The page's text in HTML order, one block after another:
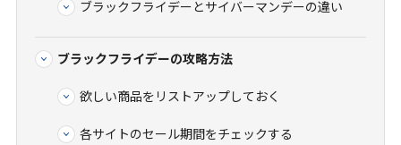
ブラックフライデーとサイバーマンデーの違い
ブラックフライデーの攻略方法
欲しい商品をリストアップしておく
各サイトのセール期間をチェックする